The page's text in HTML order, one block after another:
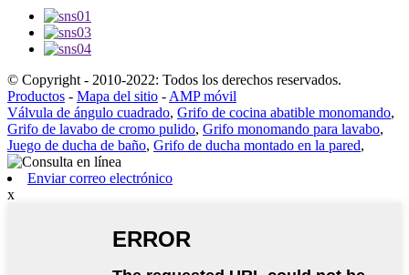
© Copyright - 2010-2022: Todos los derechos reservados.
Productos - Mapa del sitio - AMP móvil
Válvula de ángulo cuadrado, Grifo de cocina abatible monomando,
Grifo de lavabo de cromo pulido, Grifo monomando para lavabo,
Juego de ducha de baño, Grifo de ducha montado en la pared,
Enviar correo electrónico
x